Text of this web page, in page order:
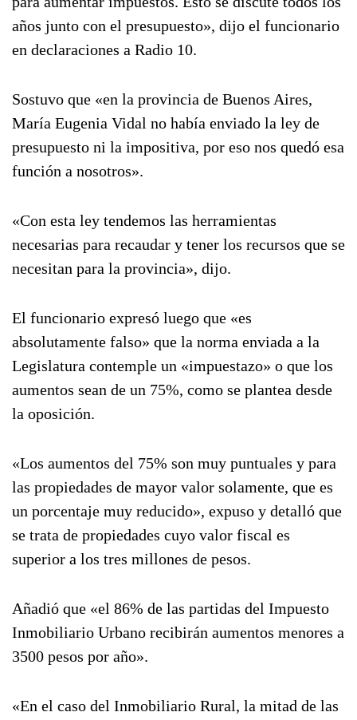
años junto con el presupuesto», dijo el funcionario
en declaraciones a Radio 10.
Sostuvo que «en la provincia de Buenos Aires,
María Eugenia Vidal no había enviado la ley de
presupuesto ni la impositiva, por eso nos quedó esa
función a nosotros».
«Con esta ley tendemos las herramientas
necesarias para recaudar y tener los recursos que se
necesitan para la provincia», dijo.
El funcionario expresó luego que «es
absolutamente falso» que la norma enviada a la
Legislatura contemple un «impuestazo» o que los
aumentos sean de un 75%, como se plantea desde
la oposición.
«Los aumentos del 75% son muy puntuales y para
las propiedades de mayor valor solamente, que es
un porcentaje muy reducido», expuso y detalló que
se trata de propiedades cuyo valor fiscal es
superior a los tres millones de pesos.
Añadió que «el 86% de las partidas del Impuesto
Inmobiliario Urbano recibirán aumentos menores a
3500 pesos por año».
«En el caso del Inmobiliario Rural, la mitad de las